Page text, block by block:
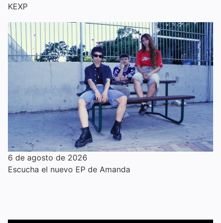
KEXP
6 de agosto de 2026
Escucha el nuevo EP de Amanda